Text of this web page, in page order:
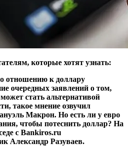
которые хотят узнать:
отношению к доллару
очередных заявлений о том,
стать альтернативой
такое мнение озвучил
Макрон. Но есть ли у евро
чтобы потеснить доллар? На
с Bankiros.ru
Александр Разуваев.